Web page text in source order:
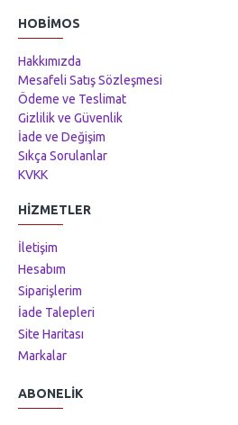
HOBIMOS
Hakkımızda
Mesafeli Satış Sözleşmesi
Ödeme ve Teslimat
Gizlilik ve Güvenlik
İade ve Değişim
Sıkça Sorulanlar
KVKK
HIZMETLER
İletişim
Hesabım
Siparişlerim
İade Talepleri
Site Haritası
Markalar
ABONELIK